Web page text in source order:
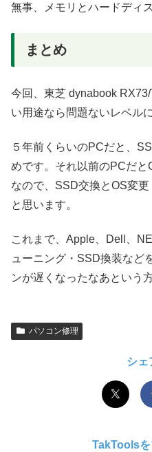
無事、メモリとハードディ
まとめ
今回、東芝 dynabook
い用途なら問題ないレベル
５年前くらいのPCだと、
めです。それ以前のPCだ
なので、SSD交換とOS変
と思います。
これまで、Apple、Dell、
ューニング・SSD換装など
ンが遅くなったなあという
パソコン修理
シェ
TakTools